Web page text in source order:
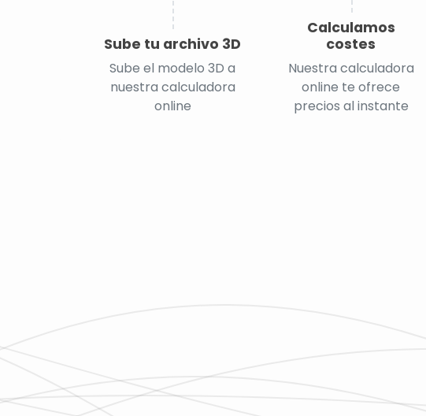
Sube tu archivo 3D
Sube el modelo 3D a
nuestra calculadora
online
Calculamos
costes
Nuestra calculadora
online te ofrece
precios al instante